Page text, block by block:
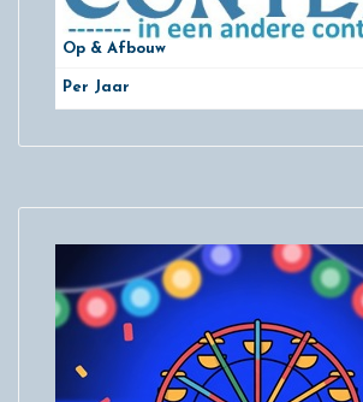
Op & Afbouw
Per Jaar